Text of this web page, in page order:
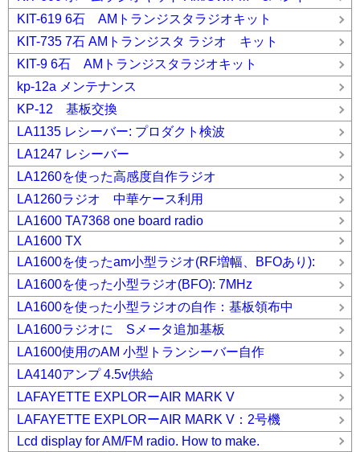
KIT-619 6石 AMトランジスタラジオキット
KIT-735 7石 AMトランジスタ ラジオ キット
KIT-9 6石 AMトランジスタラジオキット
kp-12a メンテナンス
KP-12 基板交換
LA1135 レシーバー: プロダクト検波
LA1247 レシーバー
LA1260を使った高感度自作ラジオ
LA1260ラジオ 中華ケース利用
LA1600 TA7368 one board radio
LA1600 TX
LA1600を使ったam小型ラジオ(RF増幅、BFOあり):
LA1600を使った小型ラジオ(BFO): 7MHz
LA1600を使った小型ラジオの自作：基板領布中
LA1600ラジオに Sメータ追加基板
LA1600使用のAM 小型トランシーバー自作
LA4140アンプ 4.5v供給
LAFAYETTE EXPLORーAIR MARK V
LAFAYETTE EXPLORーAIR MARK V：2号機
Lcd display for AM/FM radio. How to make.